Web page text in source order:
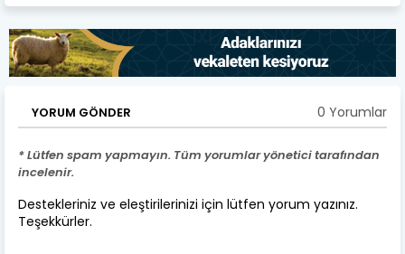
YORUM GÖNDER 0 Yorumlar
* Lütfen spam yapmayın. Tüm yorumlar yönetici tarafından
incelenir.
Destekleriniz ve eleştirilerinizi için lütfen yorum yazınız.
Teşekkürler.